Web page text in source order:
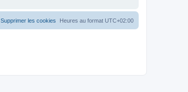
Heures au format UTC+02:00
Supprimer les cookies